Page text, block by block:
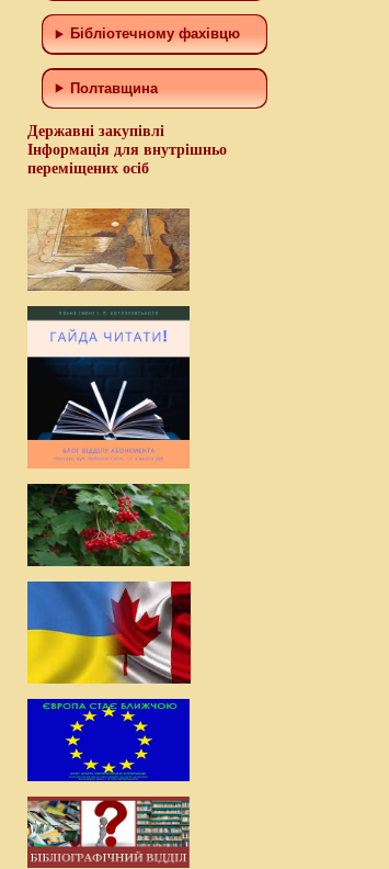
Бiблiотечному фахiвцю
Полтавщина
Державні закупівлі
Інформація для внутрішньо
переміщених осіб